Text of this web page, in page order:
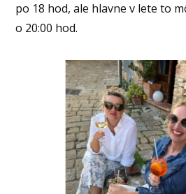
po 18 hod, ale hlavne v lete to
o 20:00 hod.